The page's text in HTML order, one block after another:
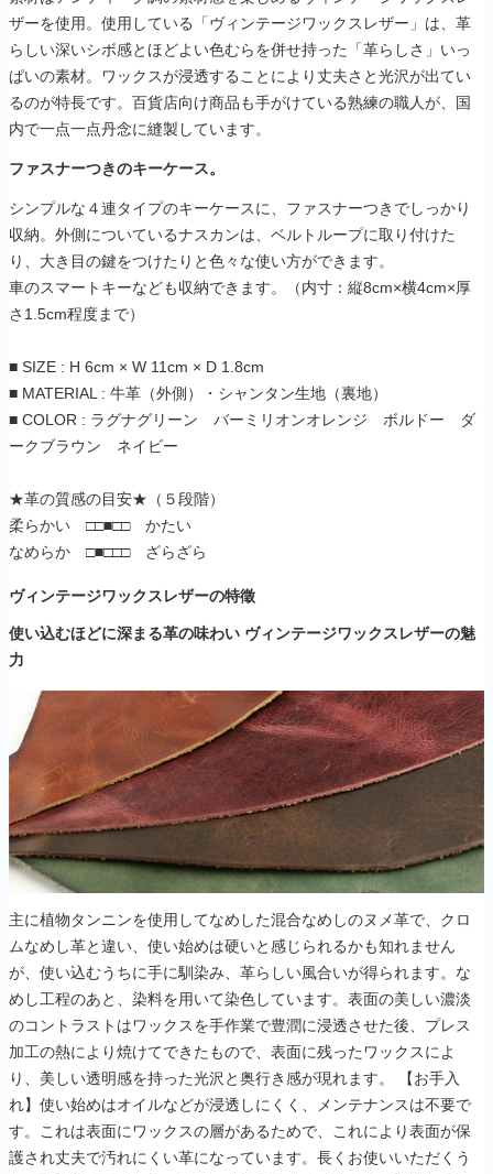
ザーを使用。使用している「ヴィンテージワックスレザー」は、革
らしい深いシボ感とほどよい色むらを併せ持った「革らしさ」いっ
ぱいの素材。ワックスが浸透することにより丈夫さと光沢が出てい
るのが特長です。百貨店向け商品も手がけている熟練の職人が、国
内で一点一点丹念に縫製しています。
ファスナーつきのキーケース。
シンプルな４連タイプのキーケースに、ファスナーつきでしっかり
収納。外側についているナスカンは、ベルトループに取り付けた
り、大き目の鍵をつけたりと色々な使い方ができます。
車のスマートキーなども収納できます。（内寸：縦8cm×横4cm×厚
さ1.5cm程度まで）
■ SIZE : H 6cm × W 11cm × D 1.8cm
■ MATERIAL : 牛革（外側）・シャンタン生地（裏地）
■ COLOR : ラグナグリーン バーミリオンオレンジ ボルドー ダ
ークブラウン ネイビー
★革の質感の目安★（５段階）
柔らかい □□■□□ かたい
なめらか □■□□□ ざらざら
ヴィンテージワックスレザーの特徵
使い込むほどに深まる革の味わい ヴィンテージワックスレザーの魅
力
主に植物タンニンを使用してなめした混合なめしのヌメ革で、クロ
ムなめし革と違い、使い始めは硬いと感じられるかも知れません
が、使い込むうちに手に馴染み、革らしい風合いが得られます。な
めし工程のあと、染料を用いて染色しています。表面の美しい濃淡
のコントラストはワックスを手作業で豊潤に浸透させた後、プレス
加工の熱により焼けてできたもので、表面に残ったワックスによ
り、美しい透明感を持った光沢と奥行き感が現れます。 【お手入
れ】使い始めはオイルなどが浸透しにくく、メンテナンスは不要で
す。これは表面にワックスの層があるためで、これにより表面が保
護され丈夫で汚れにくい革になっています。長くお使いいただくう